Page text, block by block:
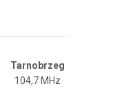
Tarnobrzeg
104,7 MHz